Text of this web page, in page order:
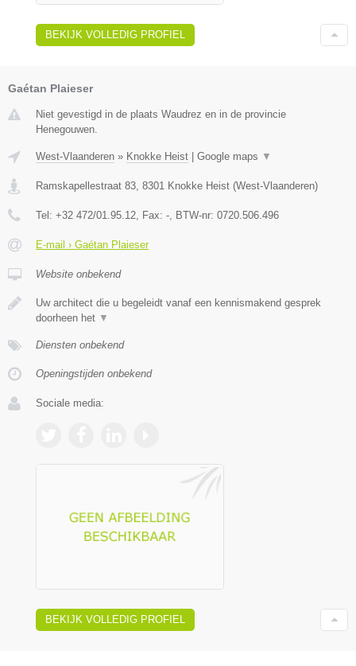
BEKIJK VOLLEDIG PROFIEL
Gaétan Plaieser
Niet gevestigd in de plaats Waudrez en in de provincie
Henegouwen.
West-Vlaanderen » Knokke Heist | Google maps ▼
Ramskapellestraat 83 8301 Knokke Heist (West-Vlaanderen)
Tel: +32 472/01.95.12 , Fax: - , BTW-nr: 0720.506.496
E-mail › Gaétan Plaieser
Website onbekend
Uw architect die u begeleidt vanaf een kennismakend gesprek
doorheen het ▼
Diensten onbekend
Openingstijden onbekend
Sociale media:
BEKIJK VOLLEDIG PROFIEL